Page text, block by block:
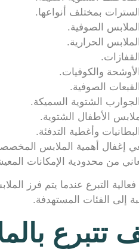
السترات بمختلف أنواعها.
الملابس الصوفية.
الملابس الحرارية.
القفازات.
الأوشحة والكوفيات.
القبعات الصوفية.
الجوارب الشتوية السميكة.
الأطفال الشتوية.
البطانيات وأغطية التدفئة.
إغفال أهمية الملابس
من محدودية الإمكانات
فعالية التبرع عندما يتم فرز
إلى الفئات المستهدفة.
تتبرع